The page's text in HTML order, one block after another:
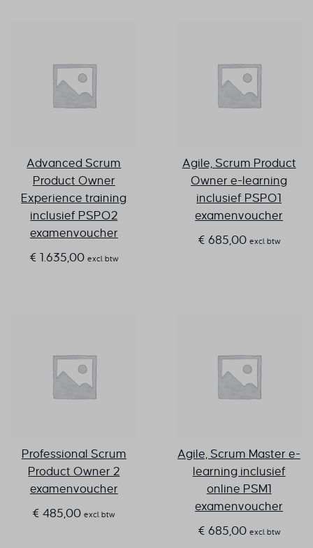
Advanced Scrum
Product Owner
Experience training
inclusief PSPO2
examenvoucher
€ 1.635,00 excl. btw
Agile, Scrum Product
Owner e-learning
inclusief PSPO1
examenvoucher
€ 685,00 excl. btw
Professional Scrum
Product Owner 2
examenvoucher
€ 485,00 excl. btw
Agile, Scrum Master e-
learning inclusief
online PSM1
examenvoucher
€ 685,00 excl. btw